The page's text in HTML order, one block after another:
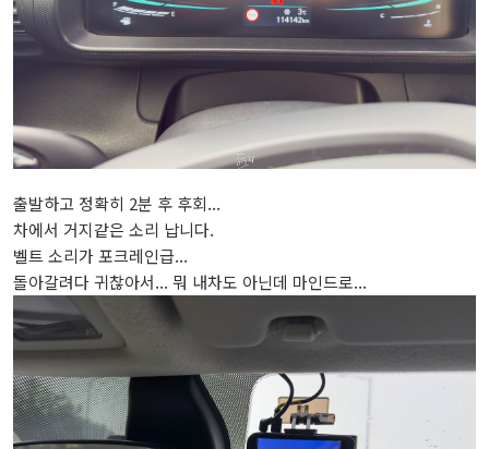
출발하고 정확히 2분 후 후회...
차에서 거지같은 소리 납니다.
벨트 소리가 포크레인급...
돌아갈려다 귀찮아서... 뭐 내차도 아닌데 마인드로...